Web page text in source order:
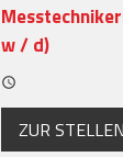
w / d)
query_builder
ZUR